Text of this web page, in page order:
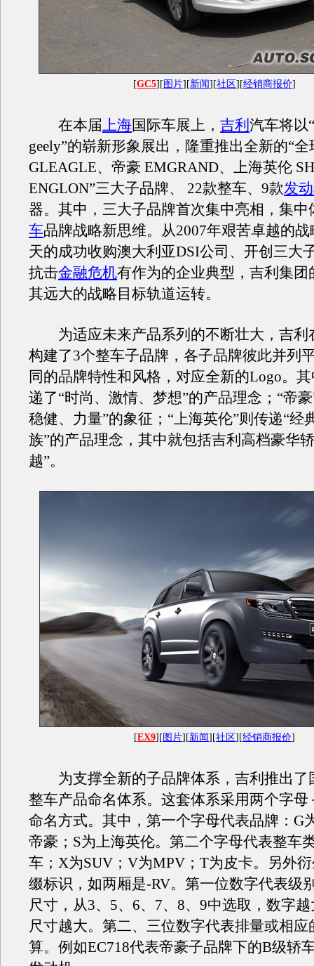
[GC5][ 图片][新闻][社区][经销商报价]
在本届上海国际车展上， 吉利 汽车将以
geely”的崭新形象展出，隆重推出全新的“全
GLEAGLE、帝豪 EMGRAND、上海英伦
ENGLON”三大子品牌、 22款整车、9款发
器。其中，三大子品牌首次集中亮相，集中
车品牌战略新思维。从2007年艰苦卓越的
天的成功收购澳大利亚DSI公司、开创三大
抗击金融危机有作为的企业典型，吉利集团
其远大的战略目标轨道运转。
为适应未来产品系列的不断壮大，吉利
构建了3个整车子品牌，各子品牌彼此并列
同的品牌特性和风格，对应全新的Logo。其
递了“时尚、激情、梦想”的产品理念；“帝
稳健、力量”的象征；“上海英伦”则传递“经
族”的产品理念，其中就包括吉利高档豪华
越”。
[EX9][ 图片][新闻][社区][经销商报价]
为支撑全新的子品牌体系，吉利推出了
整车产品命名体系。这套体系采用两个字母
命名方式。其中，第一个字母代表品牌：G
帝豪；S为上海英伦。第二个字母代表整车
车；X为SUV；V为MPV；T为皮卡。另外
缀标识，如两厢是-RV。第一位数字代表级
尺寸，从3、5、6、7、8、9中选取，数字
尺寸越大。第二、三位数字代表排量或相应
算。例如EC718代表帝豪子品牌下的B级轿